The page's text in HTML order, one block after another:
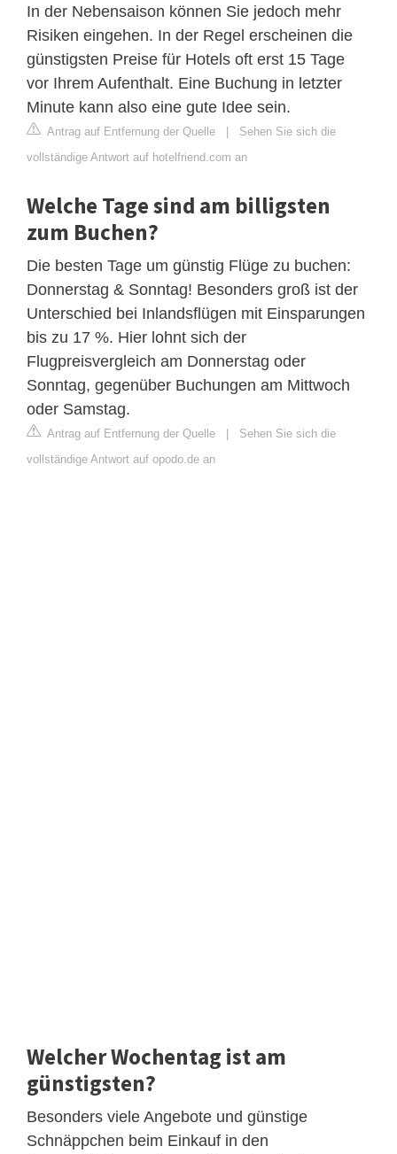
In der Nebensaison können Sie jedoch mehr
Risiken eingehen. In der Regel erscheinen die
günstigsten Preise für Hotels oft erst 15 Tage
vor Ihrem Aufenthalt. Eine Buchung in letzter
Minute kann also eine gute Idee sein.
Antrag auf Entfernung der Quelle | Sehen Sie sich die
vollständige Antwort auf hotelfriend.com an
Welche Tage sind am billigsten
zum Buchen?
Die besten Tage um günstig Flüge zu buchen:
Donnerstag & Sonntag! Besonders groß ist der
Unterschied bei Inlandsflügen mit Einsparungen
bis zu 17 %. Hier lohnt sich der
Flugpreisvergleich am Donnerstag oder
Sonntag, gegenüber Buchungen am Mittwoch
oder Samstag.
Antrag auf Entfernung der Quelle | Sehen Sie sich die
vollständige Antwort auf opodo.de an
Welcher Wochentag ist am
günstigsten?
Besonders viele Angebote und günstige
Schnäppchen beim Einkauf in den